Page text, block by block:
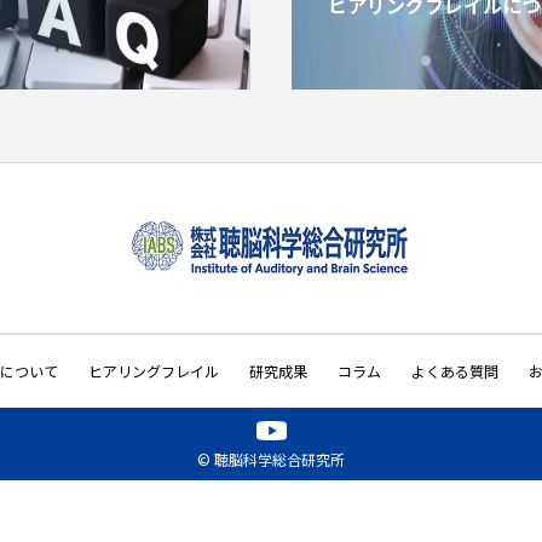
ついて ヒアリングフレイル 研究成果 コラム よくある質問
© 聴脳科学総合研究所